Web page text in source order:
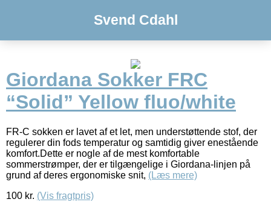
Svend Cdahl
Giordana Sokker FRC
“Solid” Yellow fluo/white
FR-C sokken er lavet af et let, men understøttende stof, der
regulerer din fods temperatur og samtidig giver enestående
komfort.Dette er nogle af de mest komfortable
sommerstrømper, der er tilgængelige i Giordana-linjen på
grund af deres ergonomiske snit, (Læs mere)
100 kr. (Vis fragtpris)